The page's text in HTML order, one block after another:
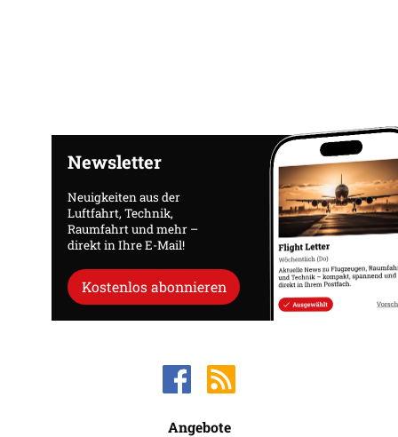
Newsletter
Neuigkeiten aus der
Luftfahrt, Technik,
Raumfahrt und mehr –
direkt in Ihre E-Mail!
Kostenlos abonnieren
Angebote